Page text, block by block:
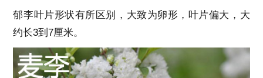
郁李叶片形状有所区别，大致为卵形，叶片偏大，大
约长3到7厘米。